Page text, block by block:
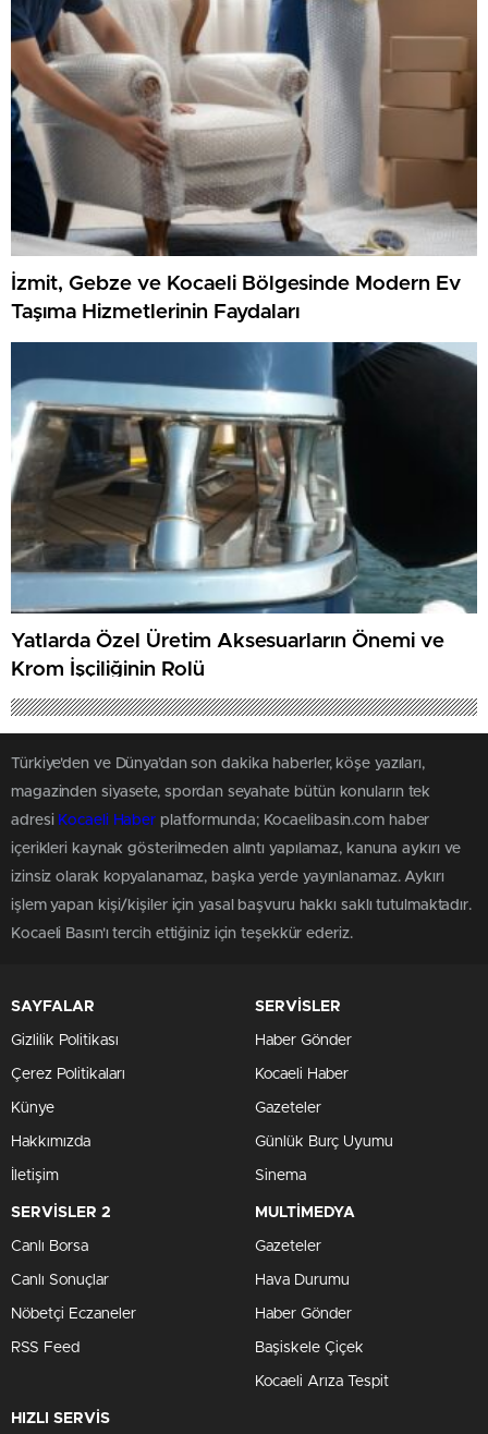
İzmit, Gebze ve Kocaeli Bölgesinde Modern Ev
Taşıma Hizmetlerinin Faydaları
Yatlarda Özel Üretim Aksesuarların Önemi ve
Krom İşçiliğinin Rolü
Türkiye'den ve Dünya’dan son dakika haberler, köşe yazıları,
magazinden siyasete, spordan seyahate bütün konuların tek
adresi Kocaeli Haber platformunda; Kocaelibasin.com haber
içerikleri kaynak gösterilmeden alıntı yapılamaz, kanuna aykırı ve
izinsiz olarak kopyalanamaz, başka yerde yayınlanamaz. Aykırı
işlem yapan kişi/kişiler için yasal başvuru hakkı saklı tutulmaktadır.
Kocaeli Basın'ı tercih ettiğiniz için teşekkür ederiz.
SAYFALAR
Gizlilik Politikası
Çerez Politikaları
Künye
Hakkımızda
İletişim
SERVİSLER
Haber Gönder
Kocaeli Haber
Gazeteler
Günlük Burç Uyumu
Sinema
SERVİSLER 2
Canlı Borsa
Canlı Sonuçlar
Nöbetçi Eczaneler
RSS Feed
MULTİMEDYA
Gazeteler
Hava Durumu
Haber Gönder
Başiskele Çiçek
Kocaeli Arıza Tespit
HIZLI SERVİS